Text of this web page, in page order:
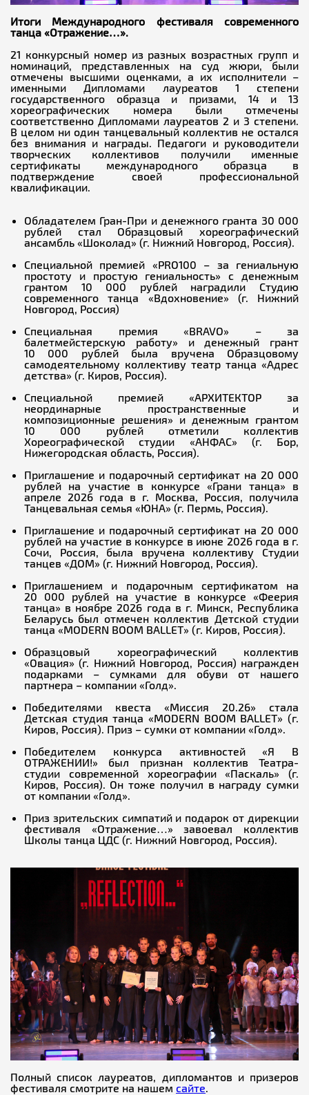
Итоги Международного фестиваля современного
танца «Отражение…».
21 конкурсный номер из разных возрастных групп и
номинаций, представленных на суд жюри, были
отмечены высшими оценками, а их исполнители –
именными Дипломами лауреатов 1 степени
государственного образца и призами, 14 и 13
хореографических номера были отмечены
соответственно Дипломами лауреатов 2 и 3 степени.
В целом ни один танцевальный коллектив не остался
без внимания и награды. Педагоги и руководители
творческих коллективов получили именные
сертификаты международного образца в
подтверждение своей профессиональной
квалификации.
Обладателем Гран-При и денежного гранта 30 000
рублей стал Образцовый хореографический
ансамбль «Шоколад» (г. Нижний Новгород, Россия).
Специальной премией «PRO100 – за гениальную
простоту и простую гениальность» с денежным
грантом 10 000 рублей наградили Студию
современного танца «Вдохновение» (г. Нижний
Новгород, Россия)
Специальная премия «BRAVO» – за
балетмейстерскую работу» и денежный грант
10 000 рублей была вручена Образцовому
самодеятельному коллективу театр танца «Адрес
детства» (г. Киров, Россия).
Специальной премией «АРХИТЕКТОР за
неординарные пространственные и
композиционные решения» и денежным грантом
10 000 рублей отметили коллектив
Хореографической студии «АНФАС» (г. Бор,
Нижегородская область, Россия).
Приглашение и подарочный сертификат на 20 000
рублей на участие в конкурсе «Грани танца» в
апреле 2026 года в г. Москва, Россия, получила
Танцевальная семья «ЮНА» (г. Пермь, Россия).
Приглашение и подарочный сертификат на 20 000
рублей на участие в конкурсе в июне 2026 года в г.
Сочи, Россия, была вручена коллективу Студии
танцев «ДОМ» (г. Нижний Новгород, Россия).
Приглашением и подарочным сертификатом на
20 000 рублей на участие в конкурсе «Феерия
танца» в ноябре 2026 года в г. Минск, Республика
Беларусь был отмечен коллектив Детской студии
танца «MODERN BOOM BALLET» (г. Киров, Россия).
Образцовый хореографический коллектив
«Овация» (г. Нижний Новгород, Россия) награжден
подарками – сумками для обуви от нашего
партнера – компании «Голд».
Победителями квеста «Миссия 20.26» стала
Детская студия танца «MODERN BOOM BALLET» (г.
Киров, Россия). Приз – сумки от компании «Голд».
Победителем конкурса активностей «Я В
ОТРАЖЕНИИ!» был признан коллектив Театра-
студии современной хореографии «Паскаль» (г.
Киров, Россия). Он тоже получил в награду сумки
от компании «Голд».
Приз зрительских симпатий и подарок от дирекции
фестиваля «Отражение…» завоевал коллектив
Школы танца ЦДС (г. Нижний Новгород, Россия).
Полный список лауреатов, дипломантов и призеров
фестиваля смотрите на нашем сайте